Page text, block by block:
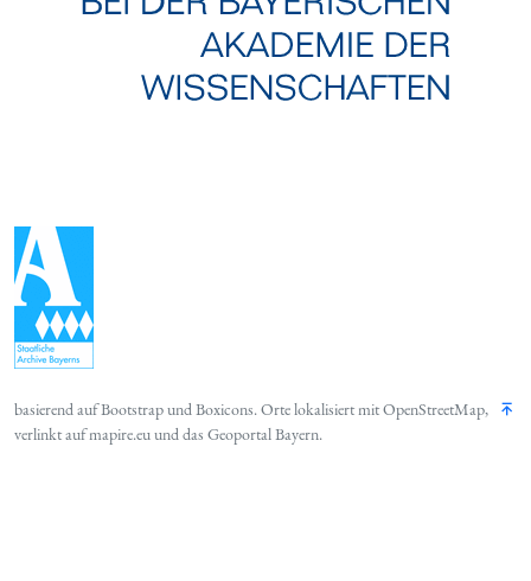
basierend aufBootstrapundBoxicons. Orte lokalisiert mitOpenStreetMap,
verlinkt aufmapire.euund das Geoportal Bayern.